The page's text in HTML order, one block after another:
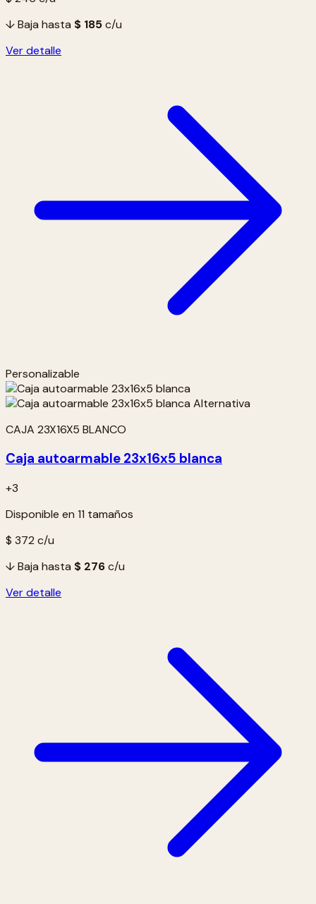
↓ Baja hasta $ 185c/u
Ver detalle
Personalizable
CAJA 23X16X5 BLANCO
Caja autoarmable 23x16x5 blanca
+3
Disponible en 11 tamaños
$ 372 c/u
↓ Baja hasta $ 276c/u
Ver detalle